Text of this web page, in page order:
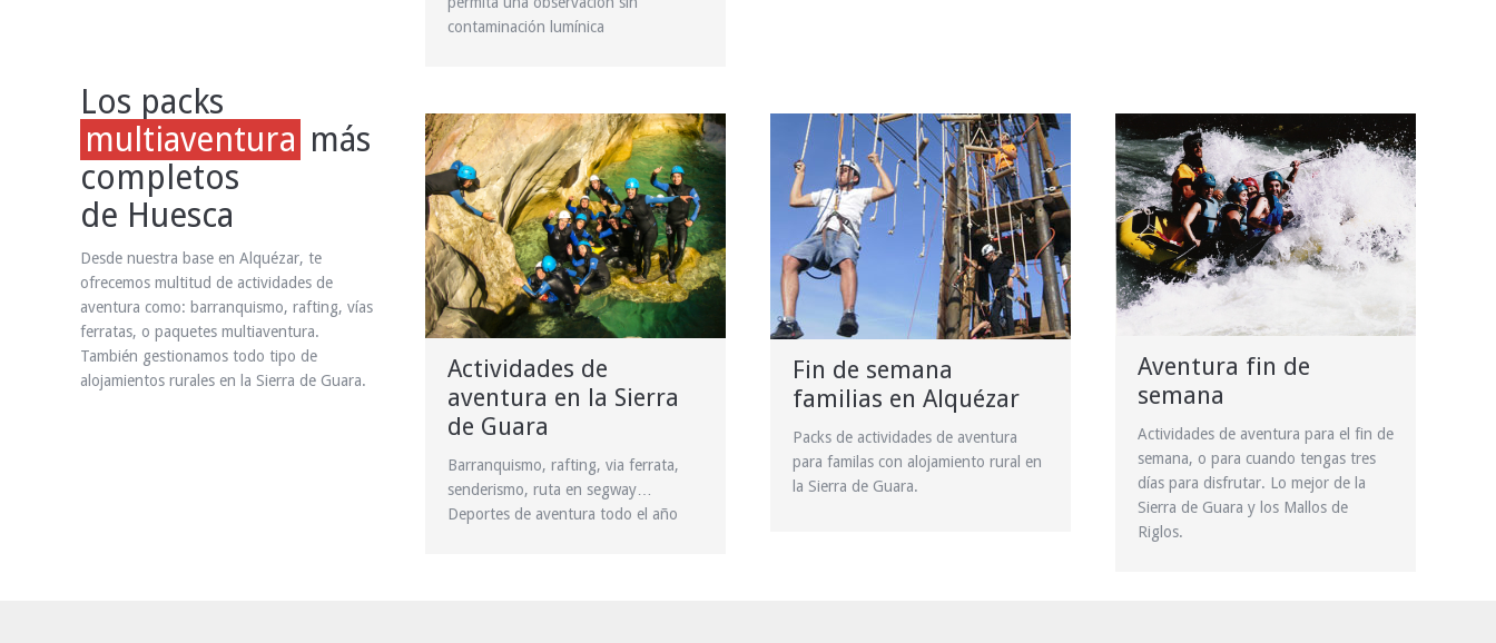
contaminación lumínica
Los packs
multiaventura más
completos
de Huesca
Desde nuestra base en Alquézar, te
ofrecemos multitud de actividades de
aventura como: barranquismo, rafting, vías
ferratas, o paquetes multiaventura.
También gestionamos todo tipo de
alojamientos rurales en la Sierra de Guara.
Actividades de
aventura en la Sierra
de Guara
Barranquismo, rafting, via ferrata,
senderismo, ruta en segway…
Deportes de aventura todo el año
Fin de semana
familias en Alquézar
Packs de actividades de aventura
para familas con alojamiento rural en
la Sierra de Guara.
Aventura fin de
semana
Actividades de aventura para el fin de
semana, o para cuando tengas tres
días para disfrutar. Lo mejor de la
Sierra de Guara y los Mallos de
Riglos.